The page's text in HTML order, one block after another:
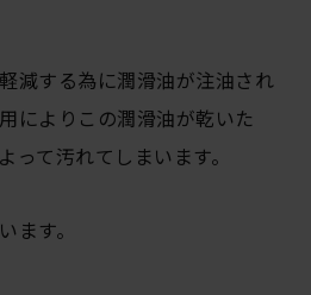
減する為に潤滑油が注油され
によりこの潤滑油が乾いた
って汚れてしまいます。
ます。